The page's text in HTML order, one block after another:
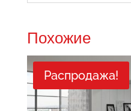
Похожие
Распродажа!